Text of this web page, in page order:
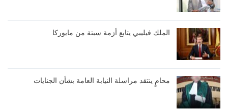
الملك فيليبي يتابع أزمة سبتة من مايوركا
محامٍ ينتقد مراسلة النيابة العامة بشأن الجنايات